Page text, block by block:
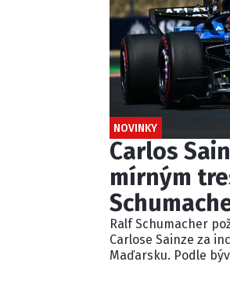
NOVINKY
Carlos
mírným
Ralf Schumacher
Carlose Sainze za
Maďarsku. Podle